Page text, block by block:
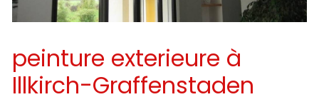
peinture exterieure à
Illkirch-Graffenstaden